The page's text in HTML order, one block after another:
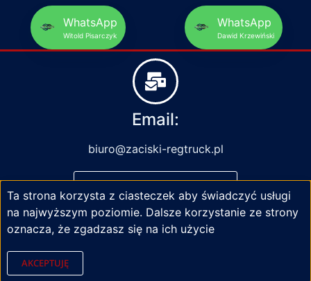
WhatsApp
Witold Pisarczyk
WhatsApp
Dawid Krzewiński
Email:
biuro@zaciski-regtruck.pl
NAPISZ DO NAS
Ta strona korzysta z ciasteczek aby świadczyć usługi
na najwyższym poziomie. Dalsze korzystanie ze strony
oznacza, że zgadzasz się na ich użycie
AKCEPTUJĘ